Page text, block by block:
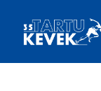
content